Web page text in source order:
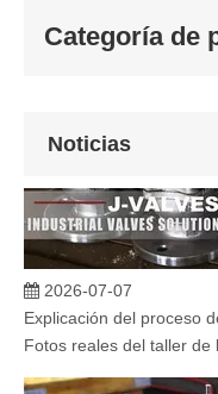
Categoría de
Noticias
Fotos reales del taller